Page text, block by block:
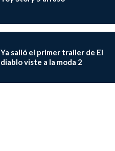
Ya salió el primer trailer de El
diablo viste a la moda 2